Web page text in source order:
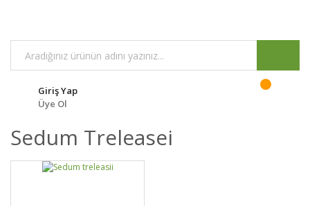
Giriş Yap
Üye Ol
Sedum Treleasei